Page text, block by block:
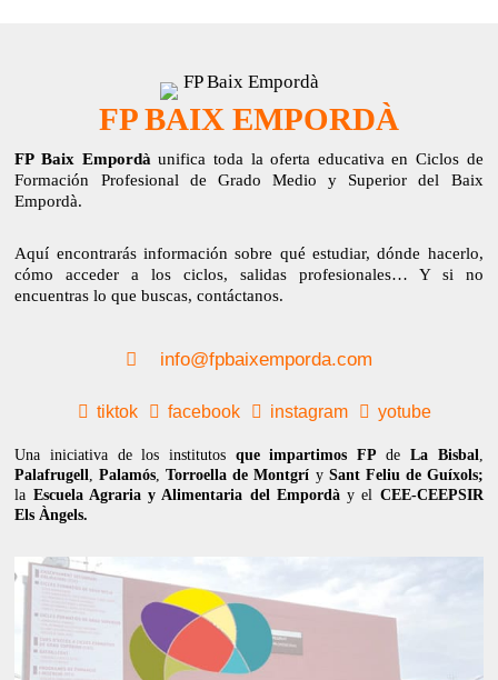
FP BAIX EMPORDÀ
FP Baix Empordàunifica toda la oferta educativa en Ciclos de
Formación Profesional de Grado Medio y Superior del Baix
Empordà.
Aquí encontrarás información sobre qué estudiar, dónde hacerlo,
cómo acceder a los ciclos, salidas profesionales… Y si no
encuentras lo que buscas, contáctanos.
info@fpbaixemporda.com
tiktok facebook instagram yotube
Una iniciativa de los institutos que impartimos FP de La Bisbal
Palafrugell ,Palamós ,Torroella de Montgrí y Sant Feliu de Guíxols;
la Escuela Agraria y Alimentaria del Empordày el CEE-CEEPSIR
Els Àngels.